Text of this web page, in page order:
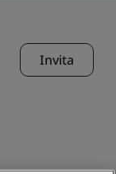
Invita